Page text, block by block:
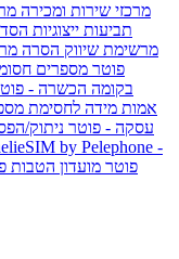
מרכזי שירות ומכירה
תביעות ייצוגיות
מרשימת שיווק הסרה
פוטר מספרים
בקומה הכשרה -
אמות מידה לחסימת
עסקה - פוטר ניתוק/
by Pelephone -
פוטר מועדון הטבות